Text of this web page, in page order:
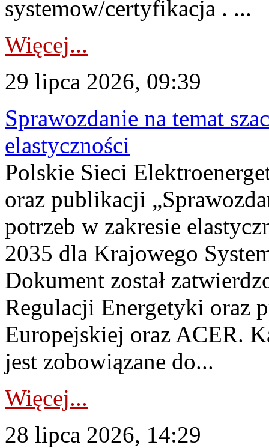
systemow/certyfikacja . ...
Więcej...
29 lipca 2026, 09:39
Sprawozdanie na temat
elastyczności
Polskie Sieci
oraz publikacji
potrzeb w zakresie
2035 dla Krajowego
Dokument został
Regulacji Energetyki oraz
Europejskiej oraz ACER.
jest zobowiązane do...
Więcej...
28 lipca 2026, 14:29